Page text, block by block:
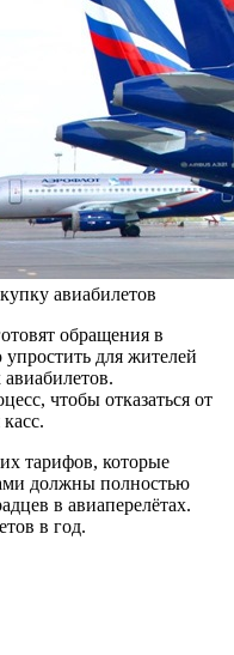
авиабилетов
обращения в
для жителей
чтобы отказаться от
тарифов, которые
должны полностью
в авиаперелётах.
в год.